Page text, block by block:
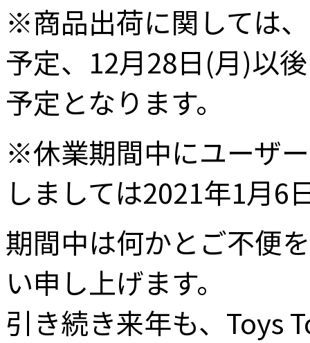
※商品出荷に関しては
予定、12月28日(月)以
予定となります。
※休業期間中にユーザ
しましては2021年1月6
期間中は何かとご不便
い申し上げます。
引き続き来年も、Toys